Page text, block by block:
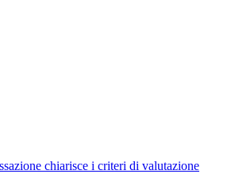
chiarisce i criteri di valutazione